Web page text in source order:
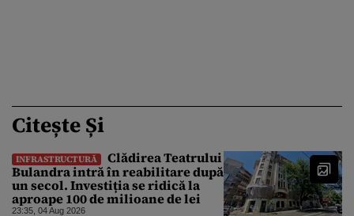
Citește Și
INFRASTRUCTURĂ
Clădirea Teatrului
Bulandra intră în reabilitare după
un secol. Investiția se ridică la
aproape 100 de milioane de lei
23:35, 04 Aug 2026